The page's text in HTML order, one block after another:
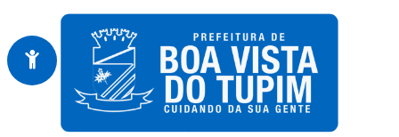
Portal da Prefeitura Municipal de Boa Vista do Tupim-BA